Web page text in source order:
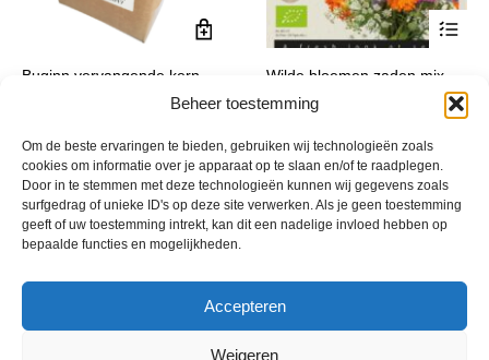
Beheer toestemming
Om de beste ervaringen te bieden, gebruiken wij technologieën zoals
cookies om informatie over je apparaat op te slaan en/of te raadplegen.
Door in te stemmen met deze technologieën kunnen wij gegevens zoals
surfgedrag of unieke ID's op deze site verwerken. Als je geen toestemming
geeft of uw toestemming intrekt, kan dit een nadelige invloed hebben op
bepaalde functies en mogelijkheden.
Accepteren
Weigeren
Buginn vervangende kern
heeft
Deze
optie
kan
Wilde bloemen zaden mix
Bio
Prijsklasse:
€ 3,99
tot
€ 16,85